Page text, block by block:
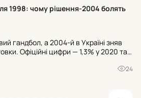
1998: чому рішення-2004 болять
гандбол, а 2004-й в Україні зняв
Офіційні цифри — 1,3% у 2020 та
24